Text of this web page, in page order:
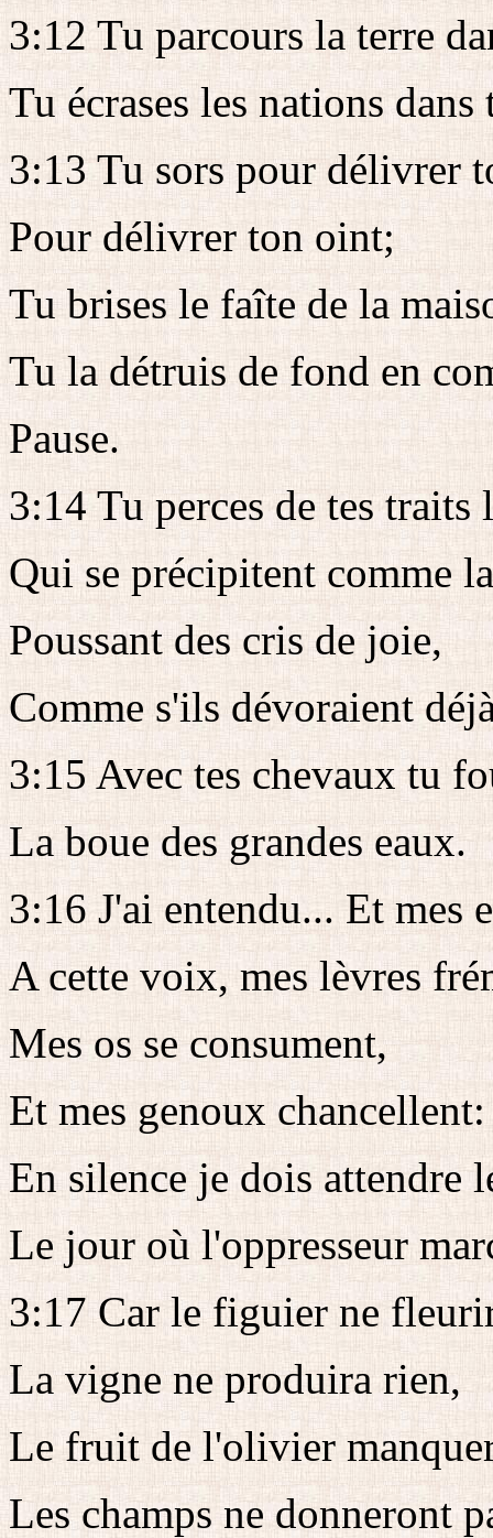
3:12 Tu parcours la terre
Tu écrases les nations dans
3:13 Tu sors pour délivrer
Pour délivrer ton oint;
Tu brises le faîte de la
Tu la détruis de fond en
Pause.
3:14 Tu perces de tes traits
Qui se précipitent comme
Poussant des cris de joie,
Comme s'ils dévoraient
3:15 Avec tes chevaux tu
La boue des grandes eaux.
3:16 J'ai entendu... Et mes
A cette voix, mes lèvres
Mes os se consument,
Et mes genoux chancellent:
En silence je dois attendre
Le jour où l'oppresseur
3:17 Car le figuier ne
La vigne ne produira rien,
Le fruit de l'olivier
Les champs ne donneront